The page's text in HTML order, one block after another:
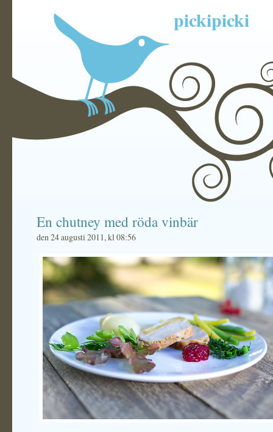
pickipicki
En chutney med röda vinbär
den 24 augusti 2011, kl 08:56